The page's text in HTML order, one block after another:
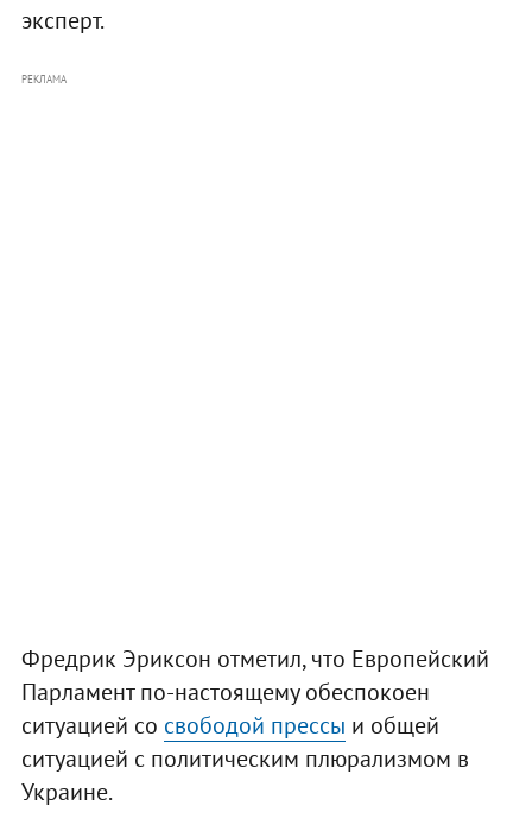
эксперт.
РЕКЛАМА
Фредрик Эриксон отметил, что Европейский
Парламент по-настоящему обеспокоен
ситуацией со свободой прессы и общей
ситуацией с политическим плюрализмом в
Украине.